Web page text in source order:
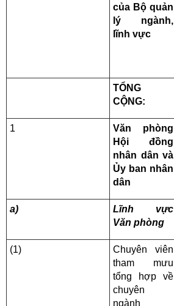
của Bộ quản
lý ngành,
lĩnh vực
TỔNG
CỘNG:
1
Văn phòng
Hội đồng
nhân dân và
Ủy ban nhân
dân
a)
Lĩnh vực
Văn phòng
(1)
Chuyên viên
tham mưu
tổng hợp về
chuyên
ngành